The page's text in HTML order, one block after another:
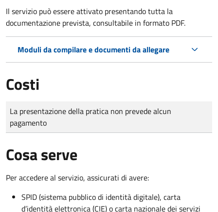
Il servizio può essere attivato presentando tutta la
documentazione prevista, consultabile in formato PDF.
Moduli da compilare e documenti da allegare
Costi
Tipo di pagamento
Importo
La presentazione della pratica non prevede alcun
pagamento
Cosa serve
Per accedere al servizio, assicurati di avere:
SPID (sistema pubblico di identità digitale), carta
d’identità elettronica (CIE) o carta nazionale dei servizi